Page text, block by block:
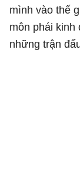
mình vào thế
môn phái kinh
những trận